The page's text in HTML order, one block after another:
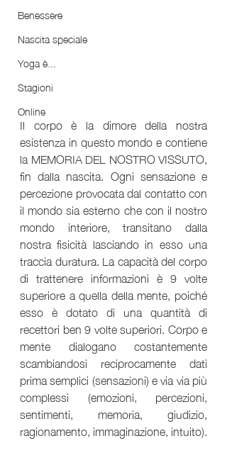
Benessere
Nascita speciale
Yoga è...
Stagioni
Online
Il corpo è la dimore della nostra
esistenza in questo mondo e contiene
la MEMORIA DEL NOSTRO VISSUTO,
fin dalla nascita. Ogni sensazione e
percezione provocata dal contatto con
il mondo sia esterno che con il nostro
mondo interiore, transitano dalla
nostra fisicità lasciando in esso una
traccia duratura. La capacità del corpo
di trattenere informazioni è 9 volte
superiore a quella della mente, poiché
esso è dotato di una quantità di
recettori ben 9 volte superiori. Corpo e
mente dialogano costantemente
scambiandosi reciprocamente dati
prima semplici (sensazioni) e via via più
complessi (emozioni, percezioni,
sentimenti, memoria, giudizio,
ragionamento, immaginazione, intuito).